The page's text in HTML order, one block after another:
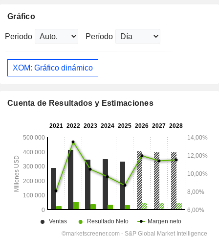
Gráfico
Periodo Período
XOM: Gráfico dinámico
Cuenta de Resultados y Estimaciones